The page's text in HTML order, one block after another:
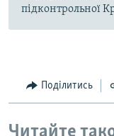
підконтрольної
Поділитись